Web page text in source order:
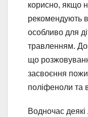
корисно, якщо
рекомендують
особливо для
травленням.
що
засвоєння
поліфеноли та
Водночас деякі